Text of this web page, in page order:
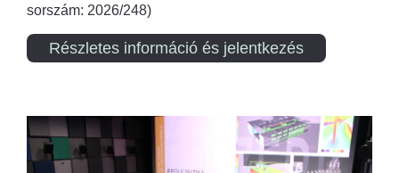
sorszám: 2026/248)
Részletes információ és jelentkezés